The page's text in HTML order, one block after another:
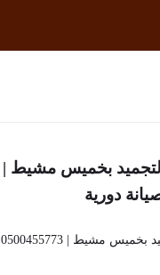
بخميس مشيط |